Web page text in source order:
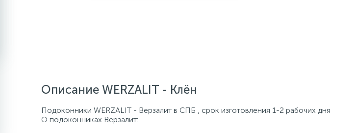
Описание WERZALIT - Клён
Подоконники WERZALIT - Верзалит в СПБ , срок изготовления 1-2 рабочих дня
О подоконниках Верзалит: